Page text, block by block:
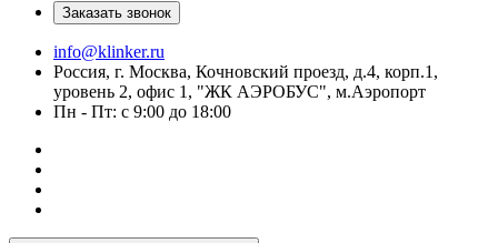
Заказать звонок
info@klinker.ru
Россия, г. Москва, Кочновский проезд, д.4, корп.1,
уровень 2, офис 1, "ЖК АЭРОБУС", м.Аэропорт
Пн - Пт: с 9:00 до 18:00